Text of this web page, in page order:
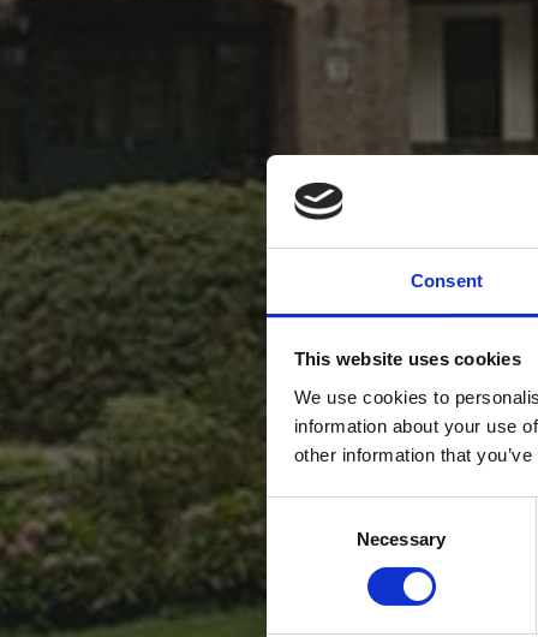
Consent
This website uses cookies
We use cookies to
information about your use
other information that
Necessary